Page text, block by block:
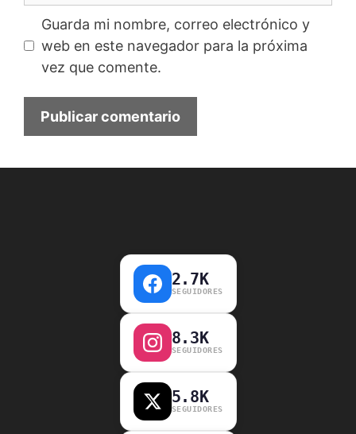
Guarda mi nombre, correo electrónico y
web en este navegador para la próxima
vez que comente.
2.7K
SEGUIDORES
8.3K
SEGUIDORES
5.8K
SEGUIDORES